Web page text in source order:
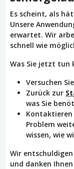
Es scheint, als
Unsere
erwartet. Wir
schnell wie
Was Sie jetzt tun
Versuchen
Zurück zur
was Sie
Kontaktieren
Problem
wissen, wie
Wir
und danken